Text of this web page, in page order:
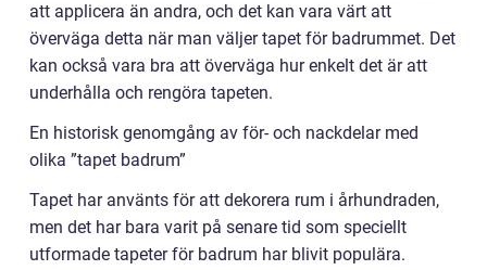
att applicera än andra, och det kan vara värt att
överväga detta när man väljer tapet för badrummet. Det
kan också vara bra att överväga hur enkelt det är att
underhålla och rengöra tapeten.
En historisk genomgång av för- och nackdelar med
olika ”tapet badrum”
Tapet har använts för att dekorera rum i århundraden,
men det har bara varit på senare tid som speciellt
utformade tapeter för badrum har blivit populära.